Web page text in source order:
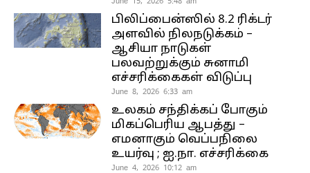
பிலிப்பைன்ஸில் 8.2 ரிக்டர்
அளவில் நிலநடுக்கம் –
ஆசியா நாடுகள்
பலவற்றுக்கும் சுனாமி
எச்சரிக்கைகள் விடுப்பு
June 8, 2026 6:33 am
உலகம் சந்திக்கப் போகும்
மிகப்பெரிய ஆபத்து –
எமனாகும் வெப்பநிலை
உயர்வு ; ஐ.நா. எச்சரிக்கை
June 4, 2026 10:12 am